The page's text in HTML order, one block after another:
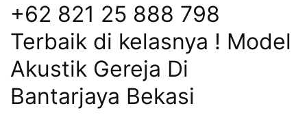
+62 821 25 888 798
Terbaik di kelasnya ! Model
Akustik Gereja Di
Bantarjaya Bekasi